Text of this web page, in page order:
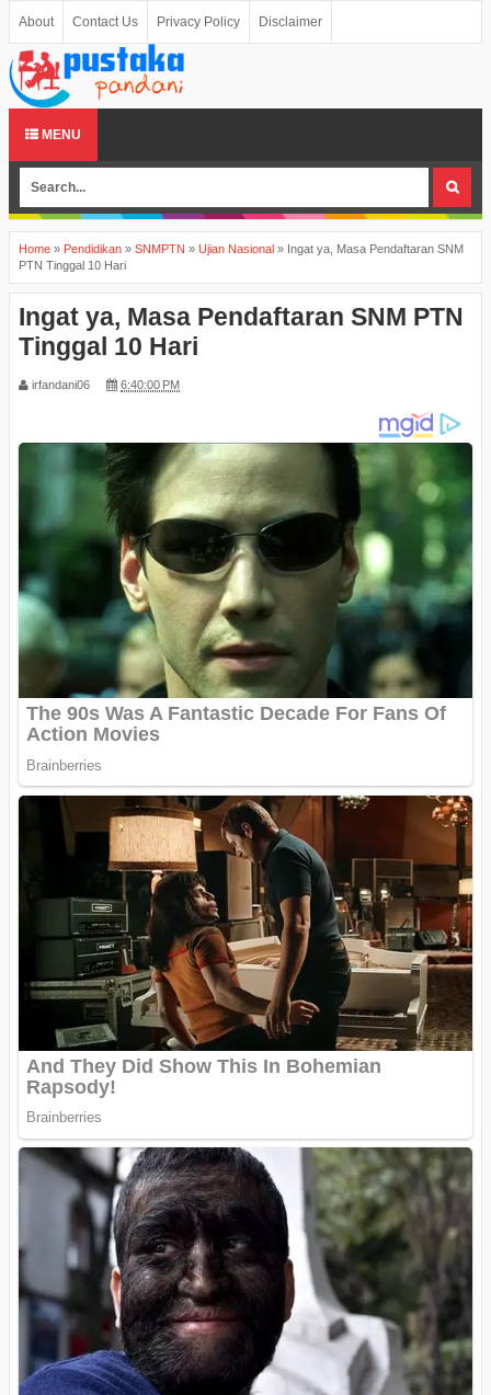
About Contact Us Privacy Policy Disclaimer
MENU
Home » Pendidikan » SNMPTN » Ujian Nasional » Ingat ya, Masa Pendaftaran SNM
PTN Tinggal 10 Hari
Ingat ya, Masa Pendaftaran SNM PTN
Tinggal 10 Hari
irfandani06 6:40:00 PM